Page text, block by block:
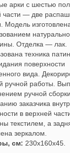
арки с шестью
части — две
Модель
Отделка — лак.
техника
поверхности
вида.
ручной работы.
ручной сборки.
заказчика
в верхней
текстилем, а
зеркалом.
см: 230х160х45.